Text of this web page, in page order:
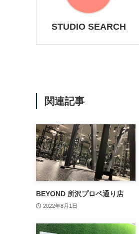
STUDIO SEARCH
関連記事
BEYOND 所沢プロペ通り店
2022年8月1日